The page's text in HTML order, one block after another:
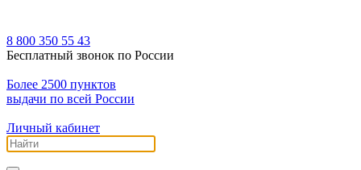
8 800 350 55 43
Бесплатный звонок по России
Более 2500 пунктов
выдачи по всей России
Личный кабинет